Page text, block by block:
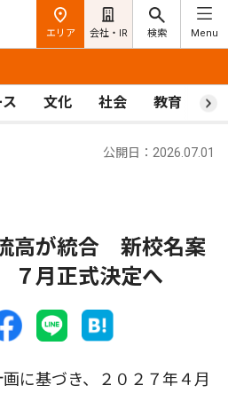
エリア 会社・IR 検索 Menu
文化 社会 教育 ス
公開日：2026.07.01
高が統合 新校名案
７月正式決定へ
に基づき、２０２７年４月